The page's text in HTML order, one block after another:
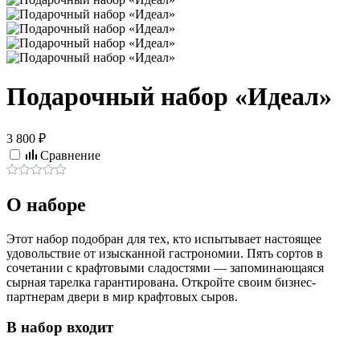
Подарочный набор «Идеал»
3 800 ₽
Сравнение
О наборе
Этот набор подобран для тех, кто испытывает настоящее
удовольствие от изысканной гастрономии. Пять сортов в
сочетании с крафтовыми сладостями — запоминающаяся
сырная тарелка гарантирована. Откройте своим бизнес-
партнерам двери в мир крафтовых сыров.
В набор входит